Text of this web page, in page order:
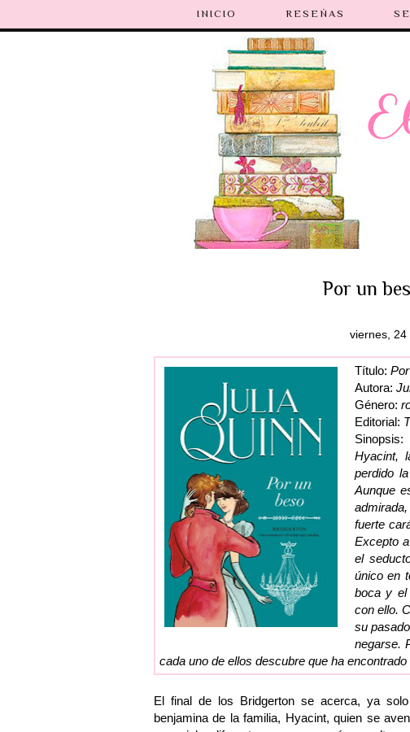
INICIO RESEÑAS
Por un
viernes, 24
Título:
Autora:
Género:
Editorial:
Sinopsis:
Hyacint,
perdido
Aunque
fuerte
Excepto
el
único en
boca y el
con ello.
su
negarse.
cada uno de ellos descubre que ha
El final de los Bridgerton se acerca, ya
benjamina de la familia, Hyacint, quien se